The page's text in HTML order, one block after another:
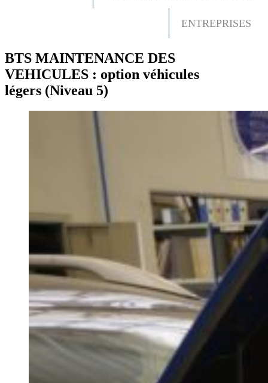
ENTREPRISES
BTS MAINTENANCE DES
VEHICULES : option véhicules
légers (Niveau 5)